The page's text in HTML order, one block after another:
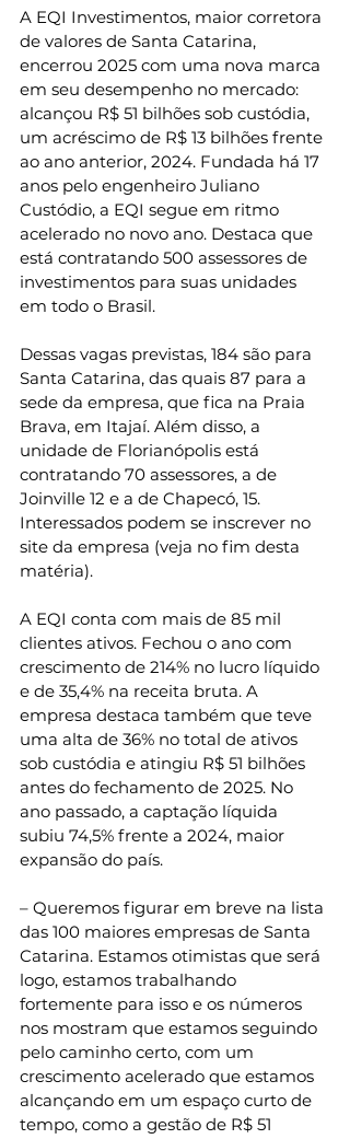
A EQI Investimentos, maior corretora
de valores de Santa Catarina,
encerrou 2025 com uma nova marca
em seu desempenho no mercado:
alcançou R$ 51 bilhões sob custódia,
um acréscimo de R$ 13 bilhões frente
ao ano anterior, 2024. Fundada há 17
anos pelo engenheiro Juliano
Custódio, a EQI segue em ritmo
acelerado no novo ano. Destaca que
está contratando 500 assessores de
investimentos para suas unidades
em todo o Brasil.
Dessas vagas previstas, 184 são para
Santa Catarina, das quais 87 para a
sede da empresa, que fica na Praia
Brava, em Itajaí. Além disso, a
unidade de Florianópolis está
contratando 70 assessores, a de
Joinville 12 e a de Chapecó, 15.
Interessados podem se inscrever no
site da empresa (veja no fim desta
matéria).
A EQI conta com mais de 85 mil
clientes ativos. Fechou o ano com
crescimento de 214% no lucro líquido
e de 35,4% na receita bruta. A
empresa destaca também que teve
uma alta de 36% no total de ativos
sob custódia e atingiu R$ 51 bilhões
antes do fechamento de 2025. No
ano passado, a captação líquida
subiu 74,5% frente a 2024, maior
expansão do país.
– Queremos figurar em breve na lista
das 100 maiores empresas de Santa
Catarina. Estamos otimistas que será
logo, estamos trabalhando
fortemente para isso e os números
nos mostram que estamos seguindo
pelo caminho certo, com um
crescimento acelerado que estamos
alcançando em um espaço curto de
tempo, como a gestão de R$ 51